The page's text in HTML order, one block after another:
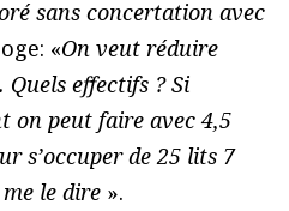
sans concertation avec
«On veut réduire
effectifs ? Si
on peut faire avec 4,5
s’occuper de 25 lits 7
le dire ».